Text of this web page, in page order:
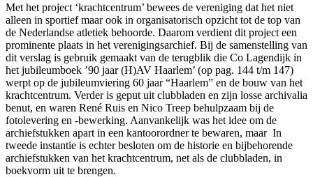
Met het project ‘krachtcentrum’ bewees de vereniging dat het niet
alleen in sportief maar ook in organisatorisch opzicht tot de top van
de Nederlandse atletiek behoorde. Daarom verdient dit project een
prominente plaats in het verenigingsarchief. Bij de samenstelling van
dit verslag is gebruik gemaakt van de terugblik die Co Lagendijk in
het jubileumboek ’90 jaar (H)AV Haarlem’ (op pag. 144 t/m 147)
werpt op de jubileumviering 60 jaar “Haarlem” en de bouw van het
krachtcentrum. Verder is geput uit clubbladen en zijn losse archivalia
benut, en waren René Ruis en Nico Treep behulpzaam bij de
fotolevering en -bewerking. Aanvankelijk was het idee om de
archiefstukken apart in een kantoorordner te bewaren, maar In
tweede instantie is echter besloten om de historie en bijbehorende
archiefstukken van het krachtcentrum, net als de clubbladen, in
boekvorm uit te brengen.